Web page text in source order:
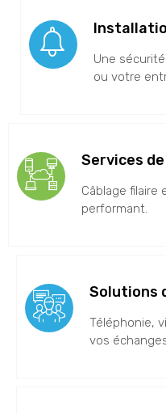
Une
ou votre
Services
Câblage filaire
performant.
Solutions
Téléphonie,
vos